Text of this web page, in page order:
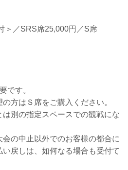
＞／SRS席25,000円／S席
です。
方はＳ席をご購入ください。
別の指定スペースでの観戦にな
の中止以外でのお客様の都合に
戻しは、如何なる場合も受付て